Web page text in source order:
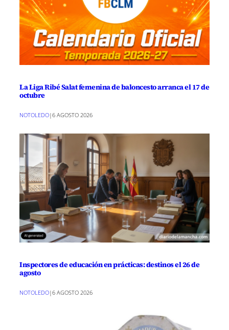
La Liga Ribé Salat femenina de baloncesto arranca el 17 de
octubre
NOTOLEDO|6 AGOSTO 2026
Inspectores de educación en prácticas: destinos el 26 de
agosto
NOTOLEDO|6 AGOSTO 2026